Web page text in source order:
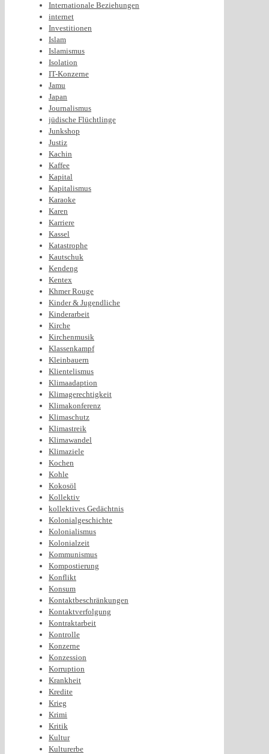
Internationale Beziehungen
internet
Investitionen
Islam
Islamismus
Isolation
IT-Konzerne
Jamu
Japan
Journalismus
jüdische Flüchtlinge
Junkshop
Justiz
Kachin
Kaffee
Kapital
Kapitalismus
Karaoke
Karen
Karriere
Kassel
Katastrophe
Kautschuk
Kendeng
Kentex
Khmer Rouge
Kinder & Jugendliche
Kinderarbeit
Kirche
Kirchenmusik
Klassenkampf
Kleinbauern
Klientelismus
Klimaadaption
Klimagerechtigkeit
Klimakonferenz
Klimaschutz
Klimastreik
Klimawandel
Klimaziele
Kochen
Kohle
Kokosöl
Kollektiv
kollektives Gedächtnis
Kolonialgeschichte
Kolonialismus
Kolonialzeit
Kommunismus
Kompostierung
Konflikt
Konsum
Kontaktbeschränkungen
Kontaktverfolgung
Kontraktarbeit
Kontrolle
Konzerne
Konzession
Korruption
Krankheit
Kredite
Krieg
Krimi
Kritik
Kultur
Kulturerbe